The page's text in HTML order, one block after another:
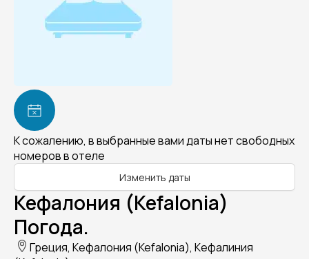
К сожалению, в выбранные вами даты нет свободных
номеров в отеле
Изменить даты
Кефалония (Kefalonia)
Погода.
Греция, Кефалония (Kefalonia), Кефалиния